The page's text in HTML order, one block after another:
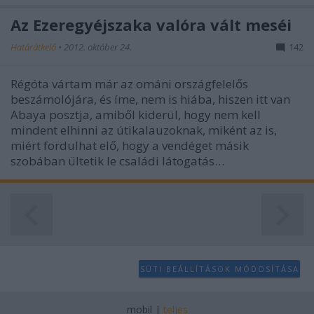
Az Ezeregyéjszaka valóra vált meséi
Határátkelő • 2012. október 24. 142
Régóta vártam már az ománi országfelelős
beszámolójára, és íme, nem is hiába, hiszen itt van
Abaya posztja, amiből kiderül, hogy nem kell
mindent elhinni az útikalauzoknak, miként az is,
miért fordulhat elő, hogy a vendéget másik
szobában ültetik le családi látogatás…
SÜTI BEÁLLÍTÁSOK MÓDOSÍTÁSA
mobil | teljes